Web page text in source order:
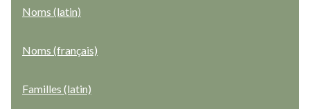
Noms (latin)
Noms (français)
Familles (latin)